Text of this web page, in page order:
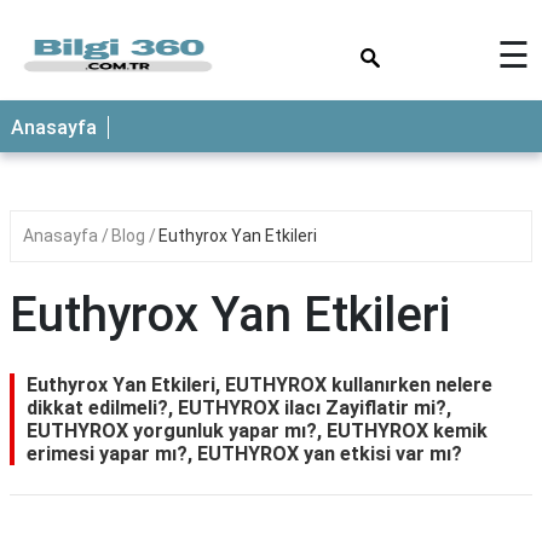
ANASAYFA
☰
Anasayfa
Anasayfa Blog Euthyrox Yan Etkileri
Euthyrox Yan Etkileri
Euthyrox Yan Etkileri, EUTHYROX kullanırken nelere
dikkat edilmeli?, EUTHYROX ilacı Zayiflatir mi?,
EUTHYROX yorgunluk yapar mı?, EUTHYROX kemik
erimesi yapar mı?, EUTHYROX yan etkisi var mı?